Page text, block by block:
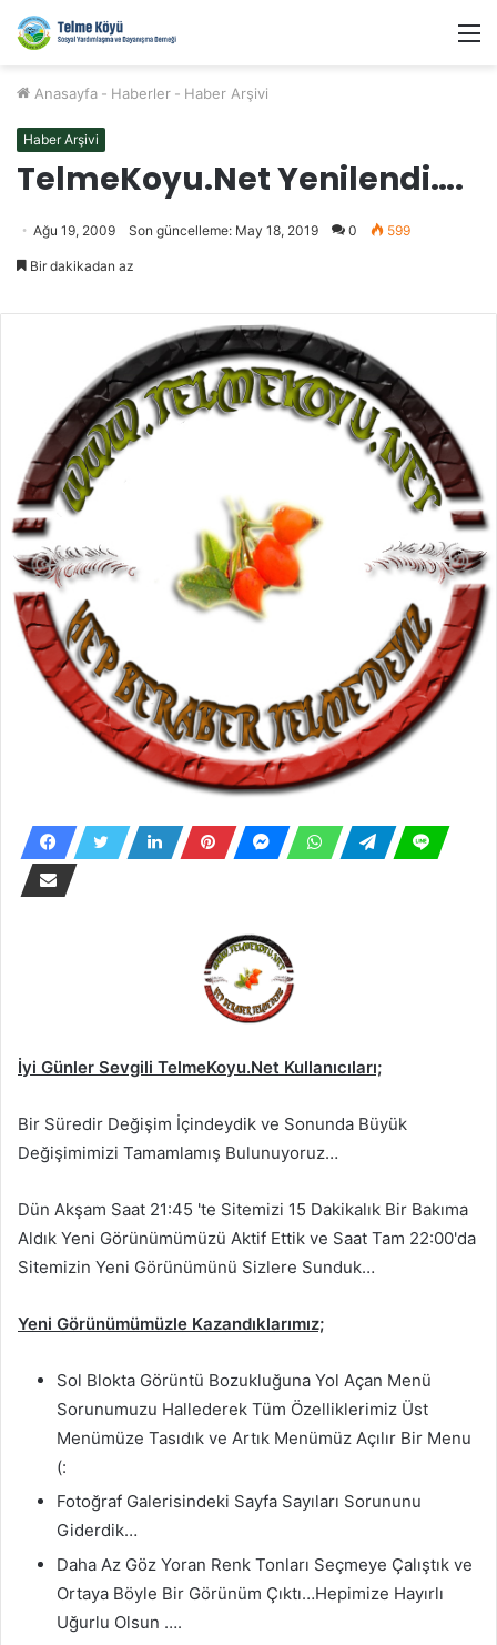
Anasayfa - Haberler - Haber Arşivi
Haber Arşivi
TelmeKoyu.Net Yenilendi….
Ağu 19, 2009 Son güncelleme: May 18, 2019 0 599
Bir dakikadan az
İyi Günler Sevgili TelmeKoyu.Net Kullanıcıları;
Bir Süredir Değişim İçindeydik ve Sonunda Büyük
Değişimimizi Tamamlamış Bulunuyoruz…
Dün Akşam Saat 21:45 'te Sitemizi 15 Dakikalık Bir Bakıma
Aldık Yeni Görünümümüzü Aktif Ettik ve Saat Tam 22:00'da
Sitemizin Yeni Görünümünü Sizlere Sunduk…
Yeni Görünümümüzle Kazandıklarımız;
Sol Blokta Görüntü Bozukluğuna Yol Açan Menü
Sorunumuzu Hallederek Tüm Özelliklerimiz Üst
Menümüze Tasıdık ve Artık Menümüz Açılır Bir Menu
(:
Fotoğraf Galerisindeki Sayfa Sayıları Sorununu
Giderdik…
Daha Az Göz Yoran Renk Tonları Seçmeye Çalıştık ve
Ortaya Böyle Bir Görünüm Çıktı…Hepimize Hayırlı
Uğurlu Olsun ….